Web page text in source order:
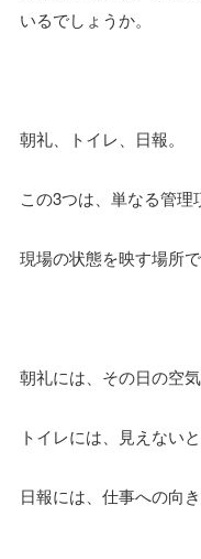
いるでしょうか。
朝礼、トイレ、日報。
この3つは、単なる管理
現場の状態を映す場所で
朝礼には、その日の空気
トイレには、見えない
日報には、仕事への向